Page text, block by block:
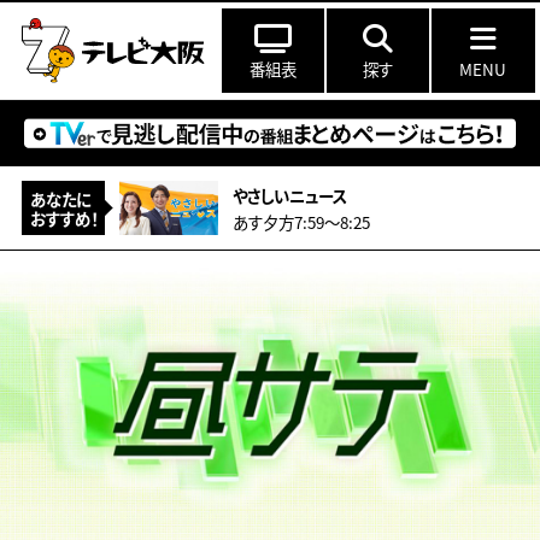
番組表 探す MENU
あなたに
おすすめ！
やさしいニュース
あす夕方7:59〜8:25